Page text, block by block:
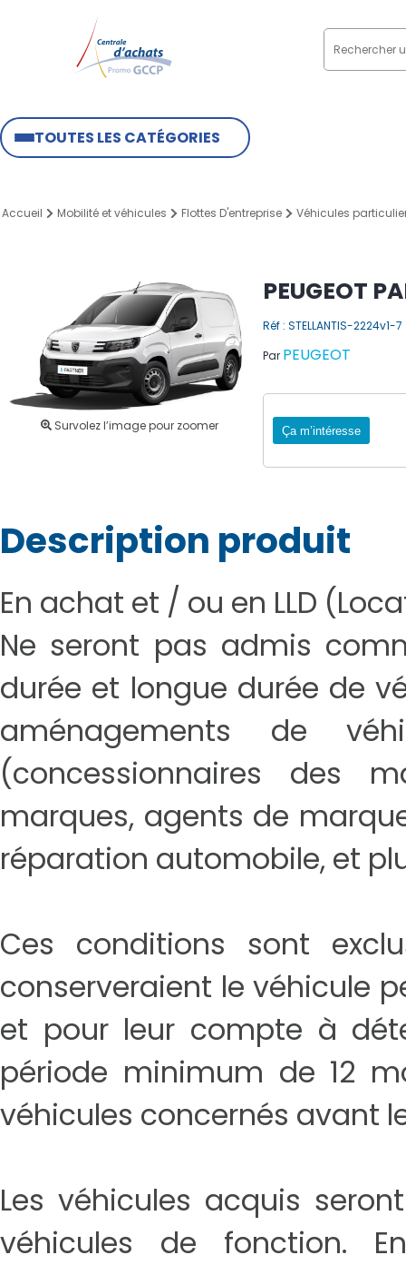
TOUTES LES CATÉGORIES
Accueil Mobilité et véhicules Flottes D'entreprise Véhicules
Survolez l’image pour zoomer
PEUGEOT
Réf : STELLANTIS-2224v1-7
Par PEUGEOT
Ça m’intéresse
Description produit
En achat et / ou en LLD
Ne seront pas admis
durée et longue durée de
aménagements de
(concessionnaires des
marques, agents de
réparation automobile, et
Ces conditions sont
conserveraient le véhicule
et pour leur compte à
période minimum de 12
véhicules concernés avant
Les véhicules acquis
véhicules de fonction.